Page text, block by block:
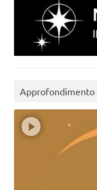
Approfondimento